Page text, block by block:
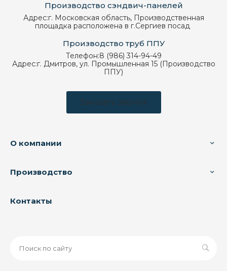
Производство сэндвич-панелей
Адрес:г. Московская область, Производственная
площадка расположена в г.Сергиев посад
Производство труб ППУ
Телефон:8 (986) 314-94-49
Адрес:г. Дмитров, ул. Промышленная 15 (Производство
ППУ)
Заказать звонок
О компании
Производство
Контакты